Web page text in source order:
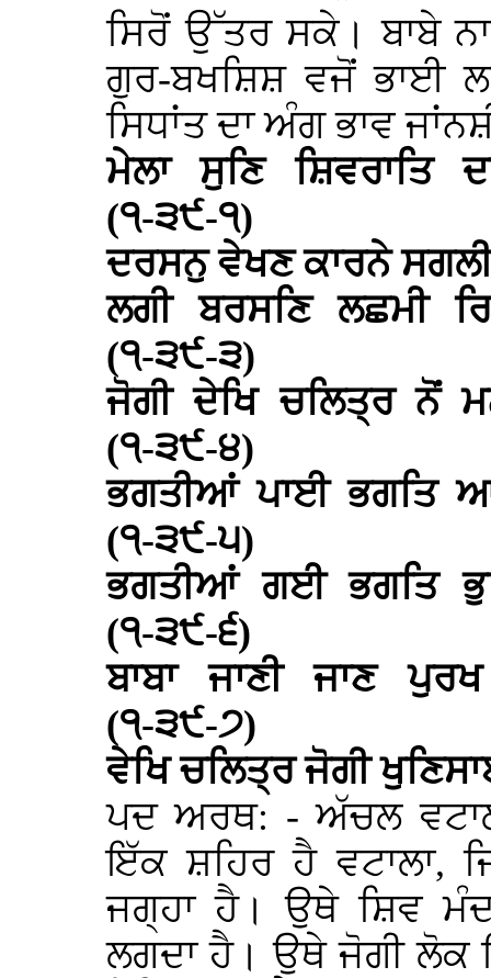
ਸਿਰੋਂ ਉੱਤਰ ਸਕੇ। ਬਾਬੇ
ਗੁਰ-ਬਖਸ਼ਿਸ਼ ਵਜੋਂ ਭਾਈ
ਸਿਧਾਂਤ ਦਾ ਅੰਗ ਭਾਵ
ਮੇਲਾ ਸੁਣਿ
(੧-੩੯-੧)
ਦਰਸਨੁ ਵੇਖਣ ਕਾਰਨੇ
ਲਗੀ ਬਰਸਣਿ ਲਛਮੀ
(੧-੩੯-੩)
ਜੋਗੀ ਦੇਖਿ ਚਲਿਤ੍ਰ ਨੋਂ
(੧-੩੯-੪)
ਭਗਤੀਆਂ ਪਾਈ ਭਗਤਿ
(੧-੩੯-੫)
ਭਗਤੀਆਂ ਗਈ ਭਗਤਿ
(੧-੩੯-੬)
ਬਾਬਾ ਜਾਣੀ ਜਾਣ
(੧-੩੯-੭)
ਵੇਖਿ ਚਲਿਤ੍ਰ ਜੋਗੀ
ਪਦ ਅਰਥ: - ਅੱਚਲ
ਇੱਕ ਸ਼ਹਿਰ ਹੈ ਵਟਾਲਾ,
ਜਗ੍ਹਾ ਹੈ। ਉਥੇ ਸ਼ਿਵ
ਲਗਦਾ ਹੈ। ਉਥੇ ਜੋਗੀ